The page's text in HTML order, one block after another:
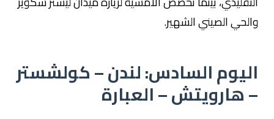
والحي الصيني الشهير.
اليوم السادس: لندن – كولشستر
– هارويتش – العبارة